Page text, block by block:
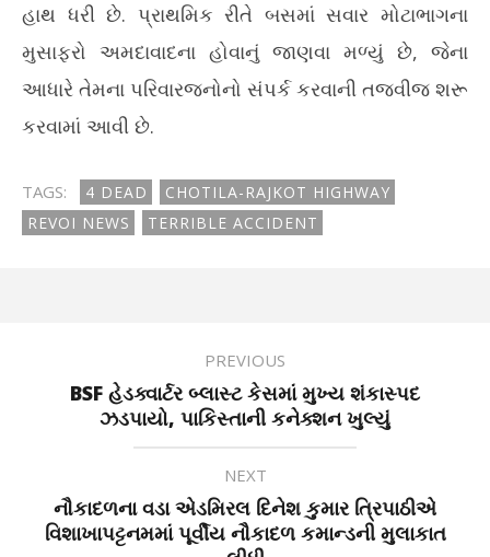
હાથ ધરી છે. પ્રાથમિક રીતે બસમાં સવાર મોટાભાગના
મુસાફરો અમદાવાદના હોવાનું જાણવા મળ્યું છે, જેના
આધારે તેમના પરિવારજનોનો સંપર્ક કરવાની તજવીજ શરૂ
કરવામાં આવી છે.
TAGS: 4 DEAD
CHOTILA-RAJKOT HIGHWAY
REVOI NEWS
TERRIBLE ACCIDENT
PREVIOUS
BSF હેડક્વાર્ટર બ્લાસ્ટ કેસમાં મુખ્ય શંકાસ્પદ
ઝડપાયો, પાકિસ્તાની કનેક્શન ખુલ્યું
NEXT
નૌકાદળના વડા એડમિરલ દિનેશ કુમાર ત્રિપાઠીએ
વિશાખાપટ્ટનમમાં પૂર્વીય નૌકાદળ કમાન્ડની મુલાકાત